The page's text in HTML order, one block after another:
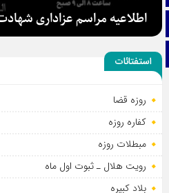
اینستاگرام
تلگرام
اطلاعیه مراسم عزاداری
استفتائات
روزه قضا
کفاره روزه
مبطلات روزه
رویت هلال ـ ثبوت اول ماه
بلاد کبیره